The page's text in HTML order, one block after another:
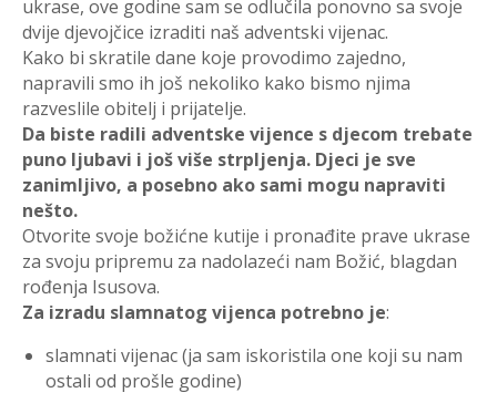
ukrase, ove godine sam se odlučila ponovno sa svoje
dvije djevojčice izraditi naš adventski vijenac.
Kako bi skratile dane koje provodimo zajedno,
napravili smo ih još nekoliko kako bismo njima
razveslile obitelj i prijatelje.
Da biste radili adventske vijence s djecom trebate
puno ljubavi i još više strpljenja. Djeci je sve
zanimljivo, a posebno ako sami mogu napraviti
nešto.
Otvorite svoje božićne kutije i pronađite prave ukrase
za svoju pripremu za nadolazeći nam Božić, blagdan
rođenja Isusova.
Za izradu slamnatog vijenca potrebno je:
slamnati vijenac (ja sam iskoristila one koji su nam
ostali od prošle godine)